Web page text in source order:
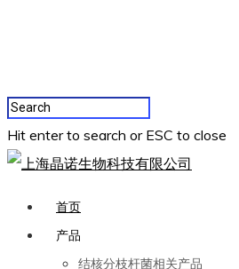
Hit enter to search or ESC to close
首页
产品
结核分枝杆菌相关产品